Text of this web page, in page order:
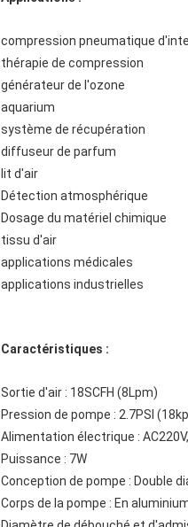
compression pneumatique
thérapie de compression
générateur de l'ozone
aquarium
système de récupération
diffuseur de parfum
lit d'air
Détection atmosphérique
Dosage du matériel chimique
tissu d'air
applications médicales
applications industrielles
Caractéristiques :
Sortie d'air : 18SCFH (8Lpm)
Pression de pompe : 2.7PSI
Alimentation électrique :
Puissance : 7W
Conception de pompe : Double
Corps de la pompe : En